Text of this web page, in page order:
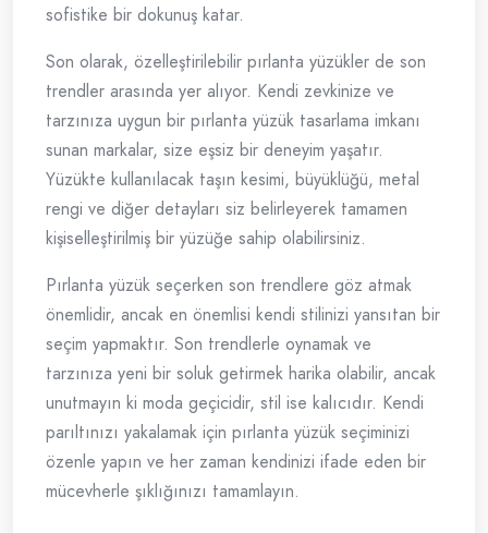
sofistike bir dokunuş katar.
Son olarak, özelleştirilebilir pırlanta yüzükler de son
trendler arasında yer alıyor. Kendi zevkinize ve
tarzınıza uygun bir pırlanta yüzük tasarlama imkanı
sunan markalar, size eşsiz bir deneyim yaşatır.
Yüzükte kullanılacak taşın kesimi, büyüklüğü, metal
rengi ve diğer detayları siz belirleyerek tamamen
kişiselleştirilmiş bir yüzüğe sahip olabilirsiniz.
Pırlanta yüzük seçerken son trendlere göz atmak
önemlidir, ancak en önemlisi kendi stilinizi yansıtan bir
seçim yapmaktır. Son trendlerle oynamak ve
tarzınıza yeni bir soluk getirmek harika olabilir, ancak
unutmayın ki moda geçicidir, stil ise kalıcıdır. Kendi
parıltınızı yakalamak için pırlanta yüzük seçiminizi
özenle yapın ve her zaman kendinizi ifade eden bir
mücevherle şıklığınızı tamamlayın.